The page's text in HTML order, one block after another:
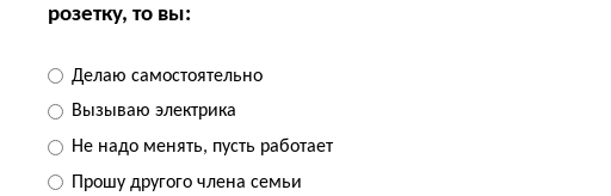
розетку, то вы:
Делаю самостоятельно
Вызываю электрика
Не надо менять, пусть работает
Прошу другого члена семьи